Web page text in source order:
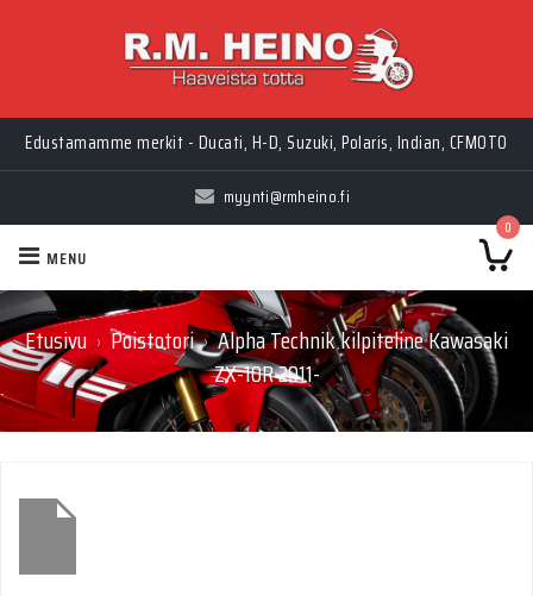
Edustamamme merkit - Ducati, H-D, Suzuki, Polaris, Indian, CFMOTO
myynti@rmheino.fi
0
MENU
Etusivu › Poistotori › Alpha Technik kilpiteline Kawasaki
ZX-10R 2011-